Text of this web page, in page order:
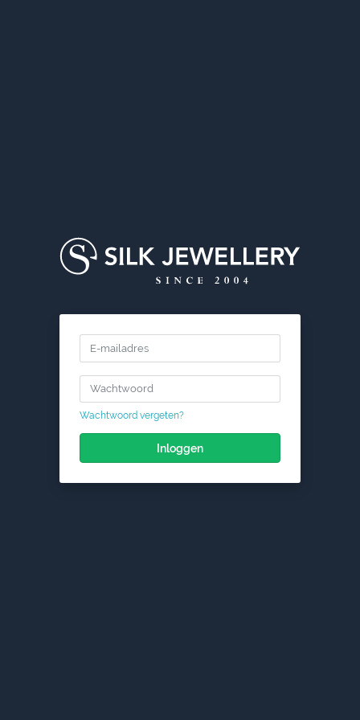
Wachtwoord vergeten?
Inloggen